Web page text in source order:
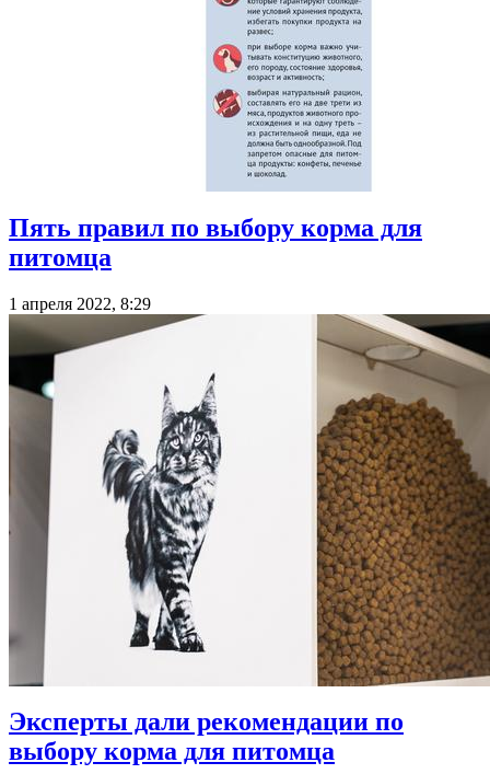
Пять правил по выбору корма для
питомца
1 апреля 2022, 8:29
Эксперты дали рекомендации по
выбору корма для питомца